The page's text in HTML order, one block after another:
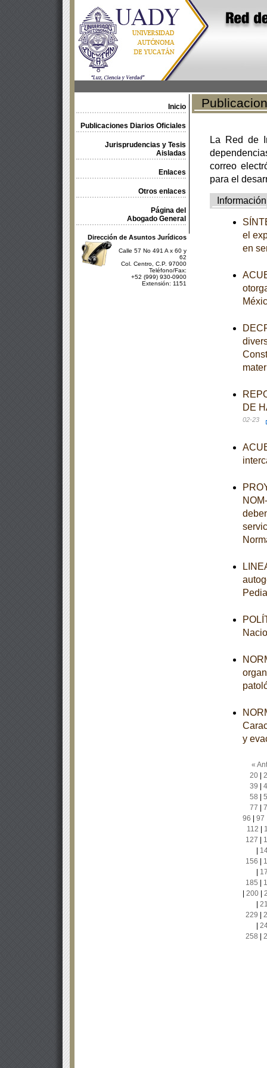
Inicio
Publicaciones Diarios Oficiales
Jurisprudencias y Tesis
Aisladas
Enlaces
Otros enlaces
Página del
Abogado General
Dirección de Asuntos Jurídicos
Calle 57 No 491 A x 60 y
62
Col. Centro, C.P. 97000
Teléfono/Fax:
+52 (999) 930-0900
Extensión: 1151
La Red de
correo
para el
Información
el
en
DE
02-23
y
«
20|
39
58
77
96
97
112
127
156
185
200|
229
258